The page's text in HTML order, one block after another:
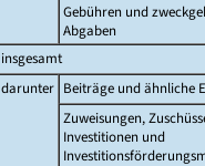
Gebühren und
Abgaben
insgesamt
darunter Beiträge und ähnliche
Zuweisungen,
Investitionen und